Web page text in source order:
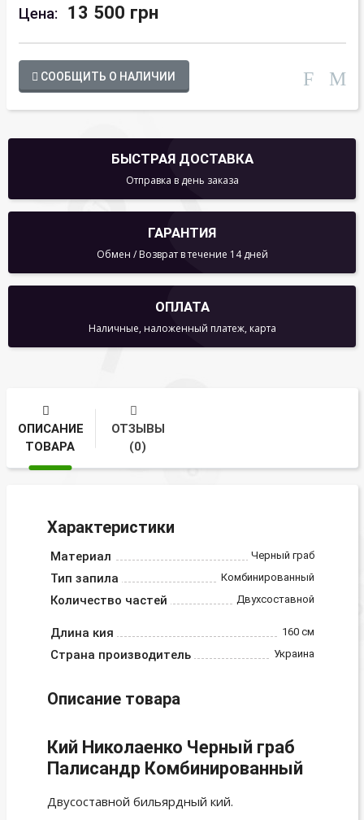
Цена: 13 500 грн
СООБЩИТЬ О НАЛИЧИИ
БЫСТРАЯ ДОСТАВКА
Отправка в день заказа
ГАРАНТИЯ
Обмен / Возврат в течение 14 дней
ОПЛАТА
Наличные, наложенный платеж, карта
ОПИСАНИЕ
ТОВАРА
ОТЗЫВЫ
(0)
Характеристики
Материал Черный граб
Тип запила Комбинированный
Количество частей Двухсоставной
Длина кия 160 см
Страна производитель Украина
Описание товара
Кий Николаенко Черный граб
Палисандр Комбинированный
Двусоставной бильярдный кий.